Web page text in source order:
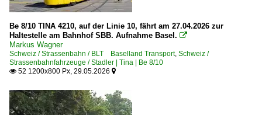
Be 8/10 TINA 4210, auf der Linie 10, fährt am 27.04.2026 zur
Haltestelle am Bahnhof SBB. Aufnahme Basel. 
Markus Wagner
Schweiz / Strassenbahn / BLT Baselland Transport, Schweiz /
Strassenbahnfahrzeuge / Stadler | Tina | Be 8/10
 52 1200x800 Px, 29.05.2026 